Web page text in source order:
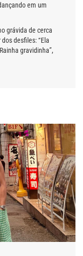
em um
grávida de cerca
desfiles: “Ela
gravidinha”,